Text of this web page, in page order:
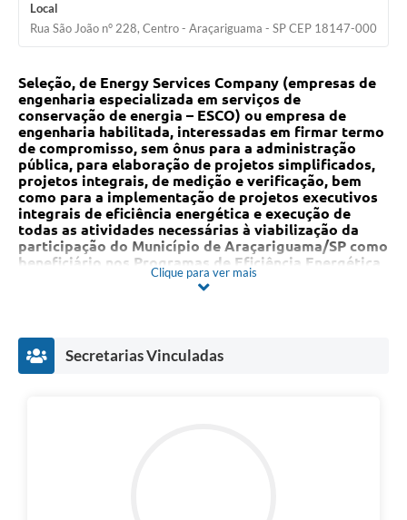
Local
Rua São João n° 228, Centro - Araçariguama - SP CEP 18147-000
Seleção, de Energy Services Company (empresas de
engenharia especializada em serviços de
conservação de energia – ESCO) ou empresa de
engenharia habilitada, interessadas em firmar termo
de compromisso, sem ônus para a administração
pública, para elaboração de projetos simplificados,
projetos integrais, de medição e verificação, bem
como para a implementação de projetos executivos
integrais de eficiência energética e execução de
todas as atividades necessárias à viabilização da
participação do Município de Araçariguama/SP como
beneficiário nos Programas de Eficiência Energética
(PEE) e no Programa Nacional de Conservação de
Energia Elétrica (Procel), perante a concessionária
concessionária
Clique para ver mais
Secretarias Vinculadas